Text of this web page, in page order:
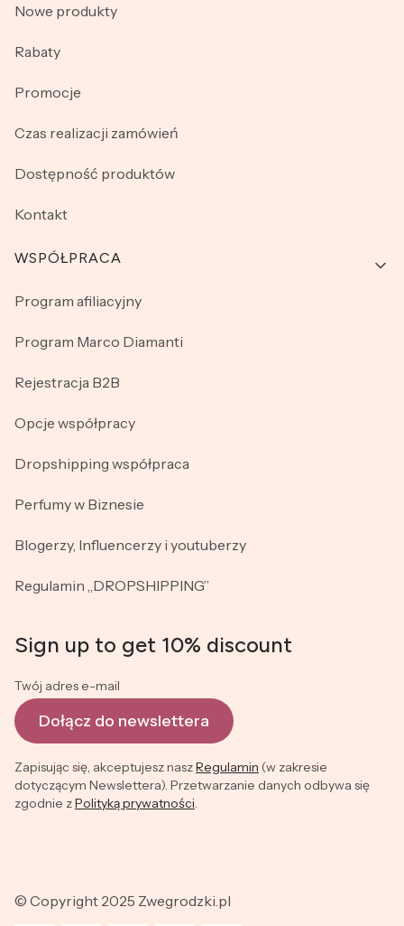
Nowe produkty
Rabaty
Promocje
Czas realizacji zamówień
Dostępność produktów
Kontakt
WSPÓŁPRACA
Program afiliacyjny
Program Marco Diamanti
Rejestracja B2B
Opcje współpracy
Dropshipping współpraca
Perfumy w Biznesie
Blogerzy, Influencerzy i youtuberzy
Regulamin „DROPSHIPPING”
Sign up to get 10% discount
Twój adres e-mail
Dołącz do newslettera
Zapisując się, akceptujesz naszRegulamin (w zakresie
dotyczącym Newslettera). Przetwarzanie danych odbywa się
zgodnie zPolityką prywatności.
© Copyright 2025 Zwegrodzki.pl